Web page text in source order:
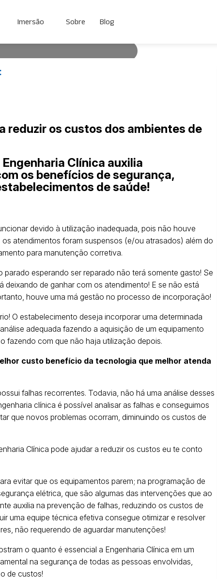
Imersão Sobre Blog
Clínica
ambientes de saúde?
reduzir os custos dos ambientes de
Clínica auxilia
os benefícios de segurança,
de saúde!
devido à utilização inadequada, pois não houve
atendimentos foram suspensos (e/ou atrasados) além do
para manutenção corretiva.
esperando ser reparado não terá somente gasto! Se
de ganhar com os atendimento! E se não está
houve uma má gestão no processo de incorporação!
O estabelecimento deseja incorporar uma determinada
adequada fazendo a aquisição de um equipamento
fazendo com que não haja utilização depois.
custo benefício da tecnologia que melhor atenda
falhas recorrentes. Todavia, não há uma análise desses
clínica é possível analisar as falhas e conseguimos
que novos problemas ocorram, diminuindo os custos de
Clínica pode ajudar a reduzir os custos eu te conto
evitar que os equipamentos parem; na programação de
elétrica, que são algumas das intervenções que ao
auxilia na prevenção de falhas, reduzindo os custos de
uma equipe técnica efetiva consegue otimizar e resolver
não requerendo de aguardar manutenções!
o quanto é essencial a Engenharia Clínica em um
na segurança de todas as pessoas envolvidas,
de custos!